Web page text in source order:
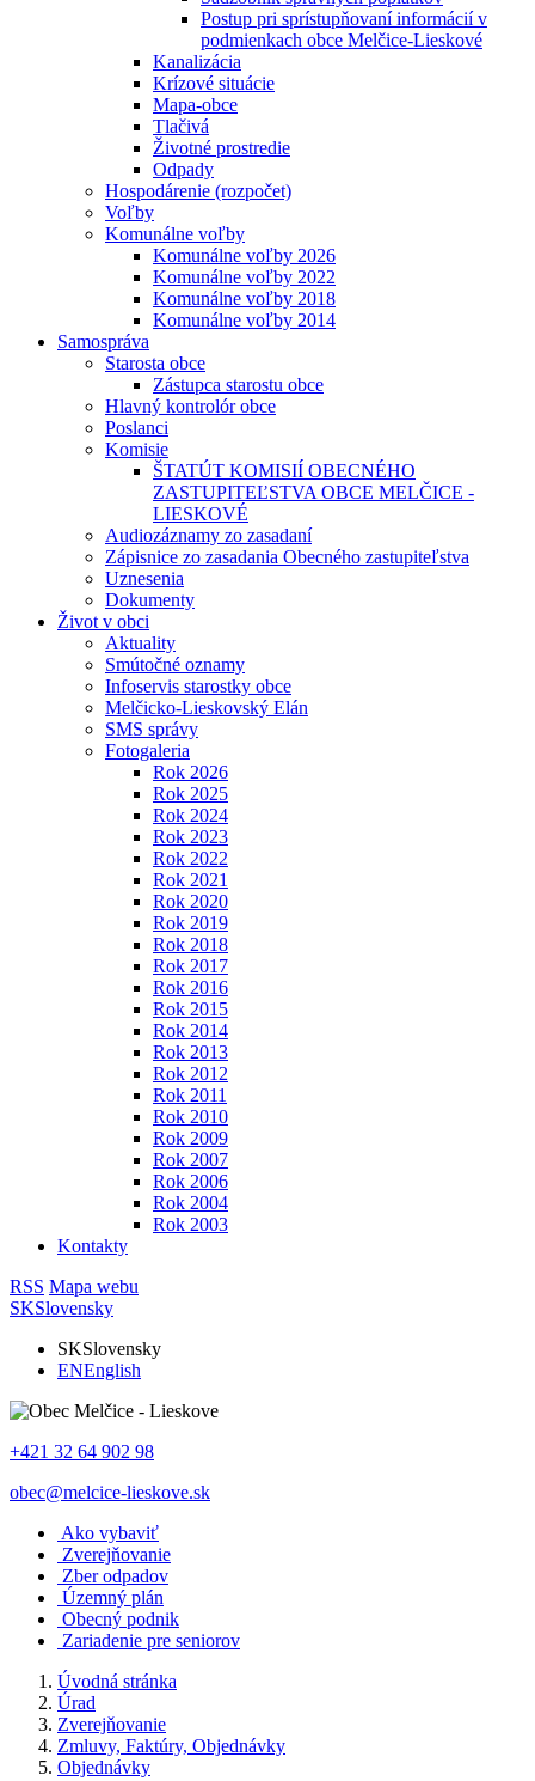
Postup pri sprístupňovaní informácií v
podmienkach obce Melčice-Lieskové
Kanalizácia
Krízové situácie
Mapa-obce
Tlačivá
Životné prostredie
Odpady
Hospodárenie (rozpočet)
Voľby
Komunálne voľby
Komunálne voľby 2026
Komunálne voľby 2022
Komunálne voľby 2018
Komunálne voľby 2014
Samospráva
Starosta obce
Zástupca starostu obce
Hlavný kontrolór obce
Poslanci
Komisie
ŠTATÚT KOMISIÍ OBECNÉHO
ZASTUPITEĽSTVA OBCE MELČICE -
LIESKOVÉ
Audiozáznamy zo zasadaní
Zápisnice zo zasadania Obecného zastupiteľstva
Uznesenia
Dokumenty
Život v obci
Aktuality
Smútočné oznamy
Infoservis starostky obce
Melčicko-Lieskovský Elán
SMS správy
Fotogaleria
Rok 2026
Rok 2025
Rok 2024
Rok 2023
Rok 2022
Rok 2021
Rok 2020
Rok 2019
Rok 2018
Rok 2017
Rok 2016
Rok 2015
Rok 2014
Rok 2013
Rok 2012
Rok 2011
Rok 2010
Rok 2009
Rok 2007
Rok 2006
Rok 2004
Rok 2003
Kontakty
RSS Mapa webu
SKSlovensky
SKSlovensky
ENEnglish
+421 32 64 902 98
obec@melcice-lieskove.sk
Ako vybaviť
Zverejňovanie
Zber odpadov
Územný plán
Obecný podnik
Zariadenie pre seniorov
Úvodná stránka
Úrad
Zverejňovanie
Zmluvy, Faktúry, Objednávky
Objednávky